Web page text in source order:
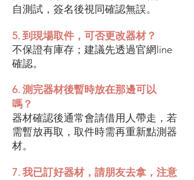
自測試，簽名後視同確認無誤。
5. 到現場取件，可否更改器材？
不保證有庫存；建議先透過官網line
確認。
6. 測完器材後暫時放在那邊可以
嗎？
器材確認後通常會請借用人帶走，若
需暫放再取，取件時需再重新點測器
材。
7. 我已訂好器材，請朋友去拿，注意